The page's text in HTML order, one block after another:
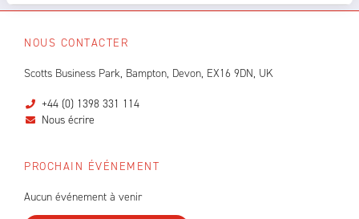
NOUS CONTACTER
Scotts Business Park, Bampton, Devon, EX16 9DN, UK
+44 (0) 1398 331 114
Nous écrire
PROCHAIN ÉVÉNEMENT
Aucun événement à venir